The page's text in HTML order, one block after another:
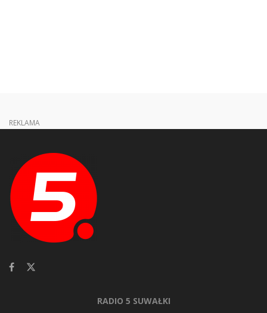
REKLAMA
RADIO 5 SUWAŁKI